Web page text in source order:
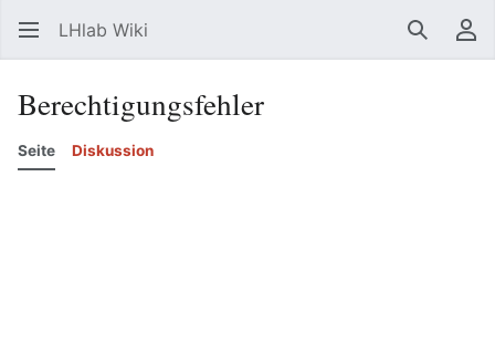
LHlab Wiki Suchen
Berechtigungsfehler
Seite Diskussion